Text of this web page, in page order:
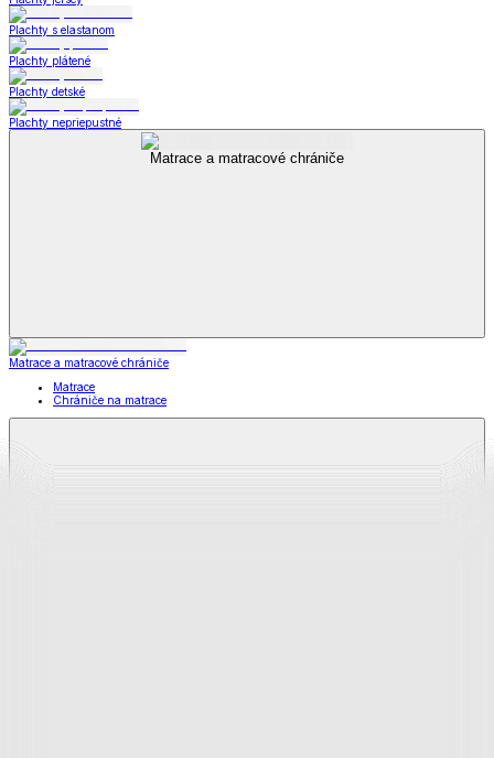
Plachty s elastanom
Plachty plátené
Plachty detské
Plachty nepriepustné
Matrace a matracové chrániče
Matrace a matracové chrániče
Matrace
Chrániče na matrace